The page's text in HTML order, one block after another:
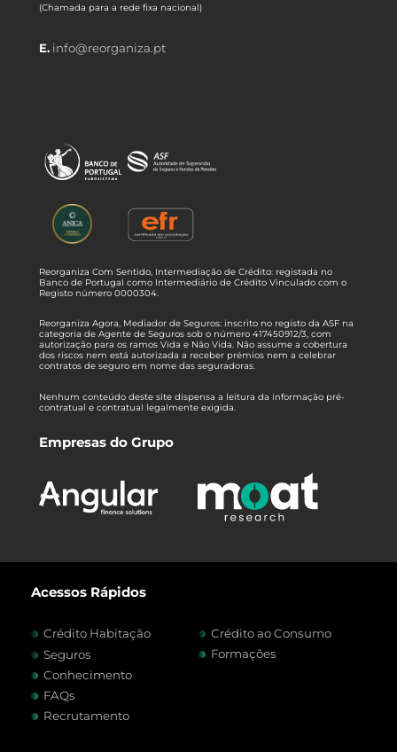
(Chamada para a rede fixa nacional)
E. info@reorganiza.pt
Reorganiza Com Sentido, Intermediação de Crédito: registada no
Banco de Portugal como Intermediário de Crédito Vinculado com o
Registo número 0000304.
Reorganiza Agora, Mediador de Seguros: inscrito no registo da ASF na
categoria de Agente de Seguros sob o número 417450912/3, com
autorização para os ramos Vida e Não Vida. Não assume a cobertura
dos riscos nem está autorizada a receber prémios nem a celebrar
contratos de seguro em nome das seguradoras.
Nenhum conteúdo deste site dispensa a leitura da informação pré-
contratual e contratual legalmente exigida.
Empresas do Grupo
Acessos Rápidos
Crédito Habitação
Crédito ao Consumo
Seguros
Formações
Conhecimento
FAQs
Recrutamento